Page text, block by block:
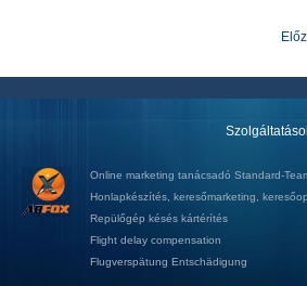
Online marketing tanácsadó Standard-
Honlapkészítés keresőmarketing
Repülőgép késés kártérítés
Flight delay compensation
Flugverspätung Entschädigung